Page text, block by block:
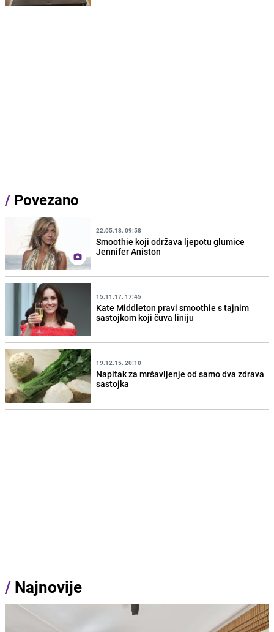
/ Povezano
22.05.18. 09:58
Smoothie koji održava ljepotu glumice
Jennifer Aniston
15.11.17. 17:45
Kate Middleton pravi smoothie s tajnim
sastojkom koji čuva liniju
19.12.15. 20:10
Napitak za mršavljenje od samo dva zdrava
sastojka
/ Najnovije